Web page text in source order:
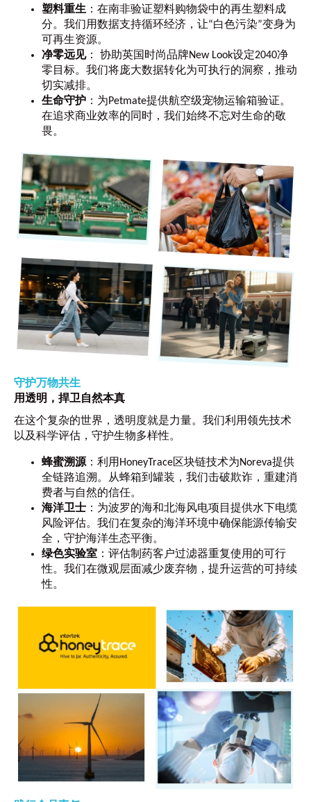
塑料重生 ：在南非验证塑料购物袋中的再生塑料成
分。我们用数据支持循环经济，让“白色污染”变身为
可再生资源。
净零远见： 协助英国时尚品牌New Look设定2040净
零目标。我们将庞大数据转化为可执行的洞察，推动
切实减排。
生命守护 ：为Petmate提供航空级宠物运输箱验证。
在追求商业效率的同时，我们始终不忘对生命的敬
畏。
守护万物共生
用透明，捍卫自然本真
在这个复杂的世界，透明度就是力量。我们利用领先技术
以及科学评估，守护生物多样性。
蜂蜜溯源：利用HoneyTrace区块链技术为Noreva提供
全链路追溯。从蜂箱到罐装，我们击破欺诈，重建消
费者与自然的信任。
海洋卫士 ：为波罗的海和北海风电项目提供水下电缆
风险评估。我们在复杂的海洋环境中确保能源传输安
全，守护海洋生态平衡。
绿色实验室 ：评估制药客户过滤器重复使用的可行
性。我们在微观层面减少废弃物，提升运营的可持续
性。